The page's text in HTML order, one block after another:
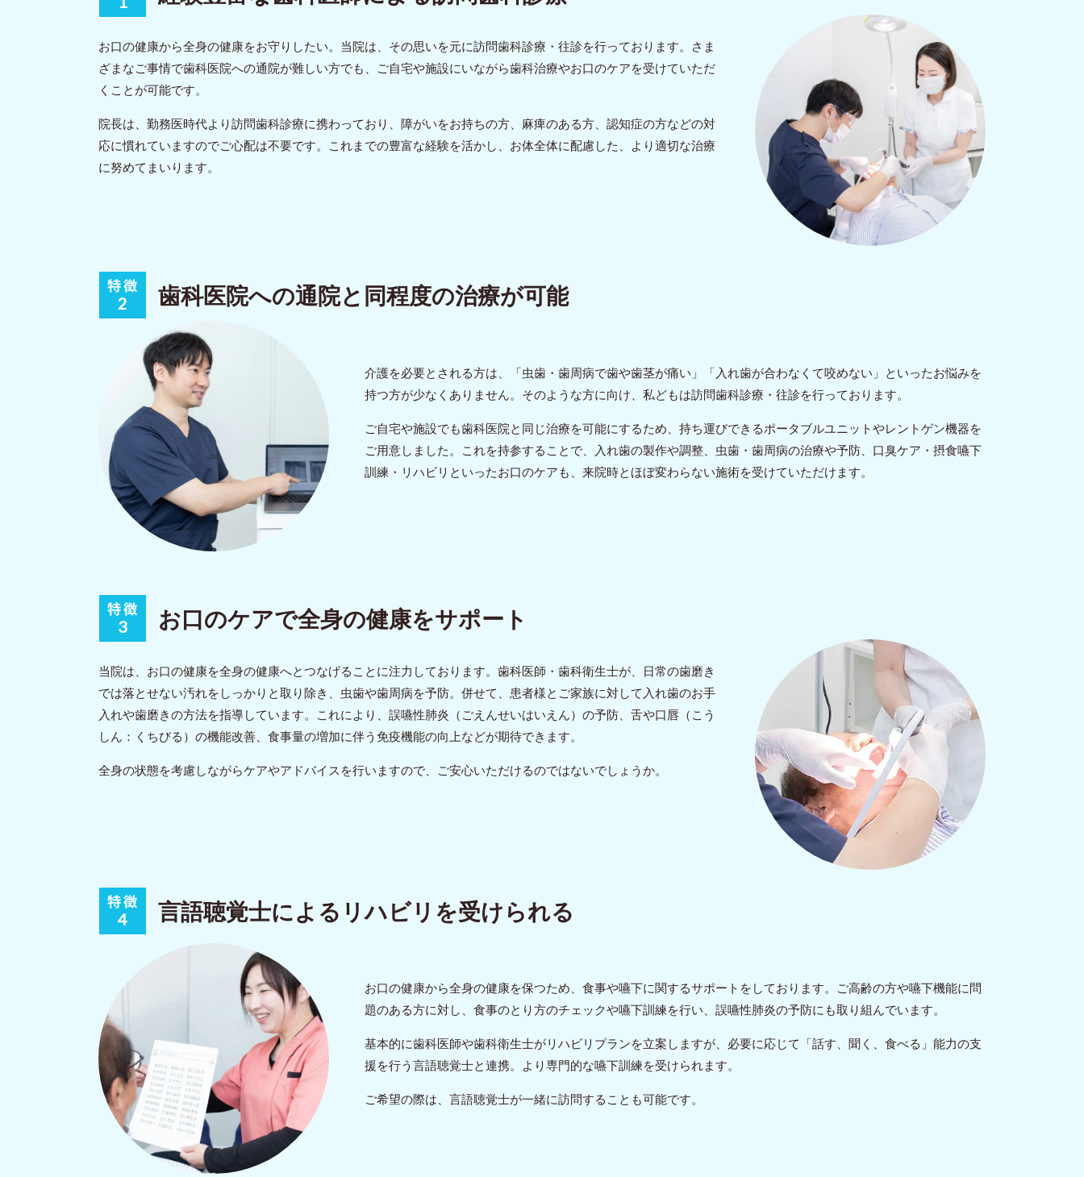
お口の健康から全身の健康をお守りしたい。当院は、その思いを元に訪問歯科診療・往診を行っております。さま
ざまなご事情で歯科医院への通院が難しい方でも、ご自宅や施設にいながら歯科治療やお口のケアを受けていただ
くことが可能です。
院長は、勤務医時代より訪問歯科診療に携わっており、障がいをお持ちの方、麻痺のある方、認知症の方などの対
応に慣れていますのでご心配は不要です。これまでの豊富な経験を活かし、お体全体に配慮した、より適切な治療
に努めてまいります。
歯科医院への通院と同程度の治療が可能
介護を必要とされる方は、「虫歯・歯周病で歯や歯茎が痛い」「入れ歯が合わなくて咬めない」といったお悩みを
持つ方が少なくありません。そのような方に向け、私どもは訪問歯科診療・往診を行っております。
ご自宅や施設でも歯科医院と同じ治療を可能にするため、持ち運びできるポータブルユニットやレントゲン機器を
ご用意しました。これを持参することで、入れ歯の製作や調整、虫歯・歯周病の治療や予防、口臭ケア・摂食嚥下
訓練・リハビリといったお口のケアも、来院時とほぼ変わらない施術を受けていただけます。
お口のケアで全身の健康をサポート
当院は、お口の健康を全身の健康へとつなげることに注力しております。歯科医師・歯科衛生士が、日常の歯磨き
では落とせない汚れをしっかりと取り除き、虫歯や歯周病を予防。併せて、患者様とご家族に対して入れ歯のお手
入れや歯磨きの方法を指導しています。これにより、誤嚥性肺炎（ごえんせいはいえん）の予防、舌や口唇（こう
しん：くちびる）の機能改善、食事量の増加に伴う免疫機能の向上などが期待できます。
全身の状態を考慮しながらケアやアドバイスを行いますので、ご安心いただけるのではないでしょうか。
言語聴覚士によるリハビリを受けられる
お口の健康から全身の健康を保つため、食事や嚥下に関するサポートをしております。ご高齢の方や嚥下機能に問
題のある方に対し、食事のとり方のチェックや嚥下訓練を行い、誤嚥性肺炎の予防にも取り組んでいます。
基本的に歯科医師や歯科衛生士がリハビリプランを立案しますが、必要に応じて「話す、聞く、食べる」能力の支
援を行う言語聴覚士と連携。より専門的な嚥下訓練を受けられます。
ご希望の際は、言語聴覚士が一緒に訪問することも可能です。